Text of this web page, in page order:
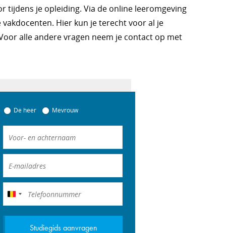
tijdens je opleiding. Via de online leeromgeving
Hier kun je terecht voor al je
alle andere vragen neem je contact op met
De heer Mevrouw
België
+32
Studiegids aanvragen